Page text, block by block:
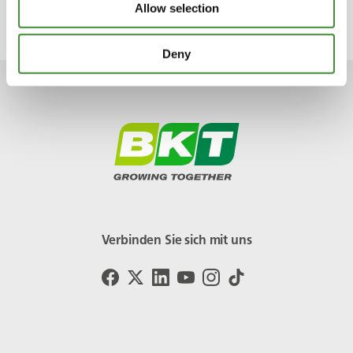
Allow selection
Deny
Gli utenti su IG cercano ispirazione.
Verbinden Sie sich mit uns